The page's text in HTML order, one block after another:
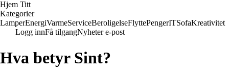
Hjem Titt
Kategorier
LamperEnergiVarmeServiceBeroligelseFlyttePengerITSofaKreativitet
Logg innFå tilgangNyheter e-post
Hva betyr Sint?